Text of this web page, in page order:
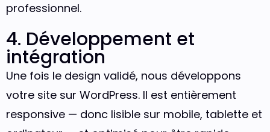
professionnel.
4. Développement et
intégration
Une fois le design validé, nous développons
votre site sur WordPress. Il est entièrement
responsive — donc lisible sur mobile, tablette et